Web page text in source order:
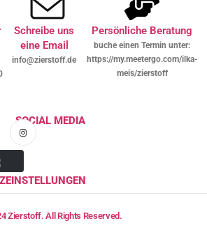
Schreibe uns
eine Email
info@zierstoff.de
Persönliche Beratung
buche einen Termin unter:
https://my.meetergo.com/ilka-
meis/zierstoff
SOCIAL MEDIA
Zierstoff. All Rights Reserved.